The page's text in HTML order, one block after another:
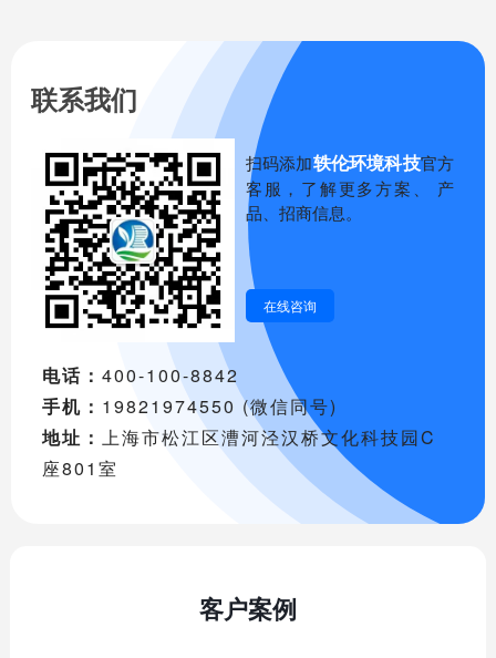
联系我们
扫码添加轶伦环境科技官方
客服，了解更多方案、 产
品、招商信息。
在线咨询
电话： 400-100-8842
手机： 19821974550 (微信同号)
地址： 上海市松江区漕河泾汉桥文化科技园C
座801室
客户案例